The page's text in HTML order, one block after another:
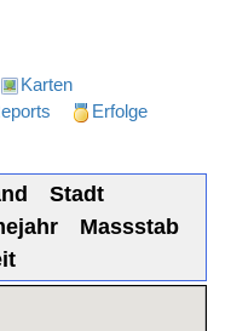
Karten
Erfolge
Stadt
Massstab